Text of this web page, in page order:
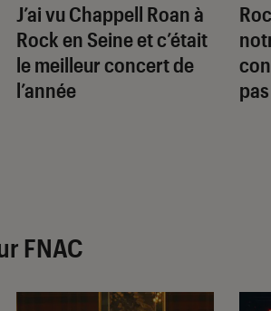
J’ai vu Chappell Roan à
Rock en Seine et c’était
le meilleur concert de
l’année
FNAC